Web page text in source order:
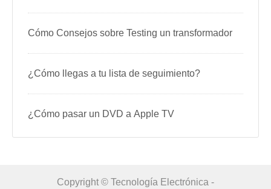
Cómo Consejos sobre Testing un transformador
¿Cómo llegas a tu lista de seguimiento?
¿Cómo pasar un DVD a Apple TV
Copyright © Tecnología Electrónica -